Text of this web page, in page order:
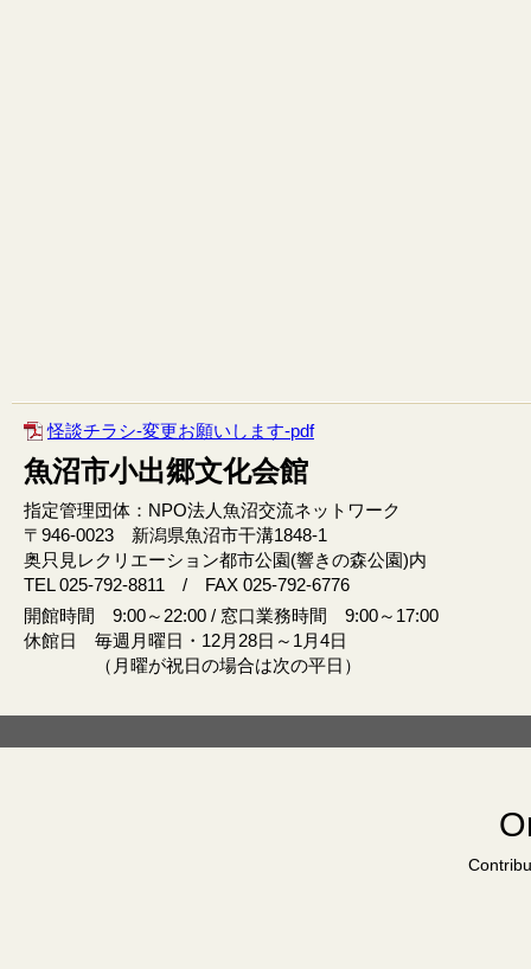
怪談チラシ-変更お願いします-pdf
魚沼市小出郷文化会館
指定管理団体：NPO法人魚沼交流ネットワーク
〒946‐0023 新潟県魚沼市干溝1848‐1
奥只見レクリエーション都市公園(響きの森公園)内
TEL 025-792-8811 / FAX 025-792-6776
開館時間 9:00～22:00 / 窓口業務時間 9:00～17:00
休館日 毎週月曜日・12月28日～1月4日
（月曜が祝日の場合は次の平日）